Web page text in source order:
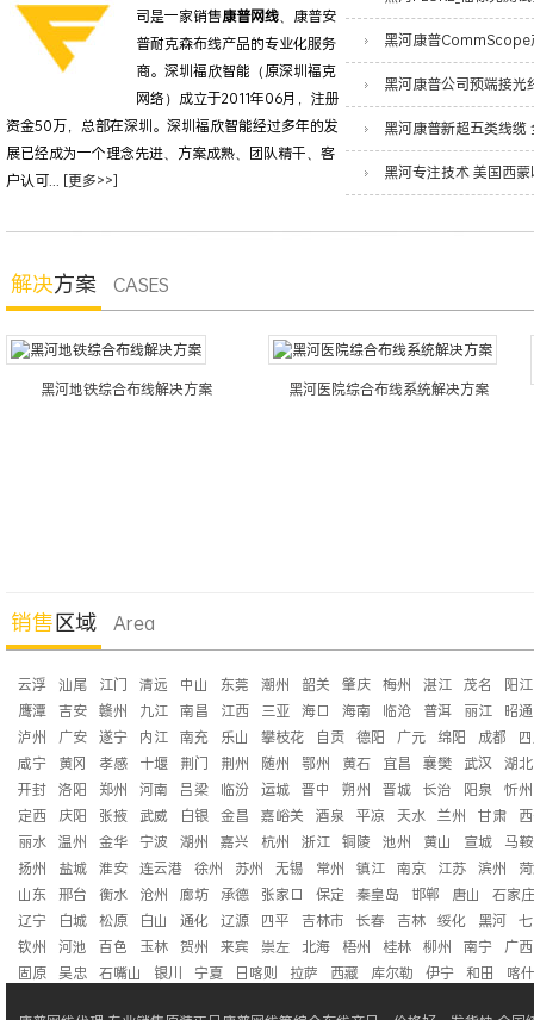
司是一家销售康普网线、康普安
普耐克森布线产品的专业化服务
商。深圳福欣智能（原深圳福克
网络）成立于2011年06月，注册
资金50万，总部在深圳。深圳福欣智能经过多年的发
展已经成为一个理念先进、方案成熟、团队精干、客
户认可... [更多>>]
解决方案 CASES
黑河地铁综合布线解决方案 黑河医院综合布线系统解决方案
销售区域 Area
云浮 汕尾 江门 清远 中山 东莞 潮州 韶关 肇庆 梅州 湛江 茂名
阳江
鹰潭 吉安 赣州 九江 南昌 江西 三亚 海口 海南 临沧 普洱 丽江
昭通
泸州
广安 遂宁 内江 南充 乐山 攀枝花 自贡 德阳 广元 绵阳 成都
咸宁
黄冈 孝感 十堰 荆门 荆州 随州 鄂州 黄石 宜昌 襄樊 武汉 湖北
开封 洛阳 郑州 河南 吕梁 临汾 运城 晋中 朔州 晋城 长治 阳泉 忻州
定西
庆阳 张掖 武威 白银 金昌 嘉峪关 酒泉 平凉 天水 兰州 甘肃
丽水 温州 金华 宁波 湖州 嘉兴 杭州 浙江 铜陵 池州 黄山 宣城
马
扬州
盐城 淮安 连云港 徐州 苏州 无锡 常州 镇江 南京 江苏 滨州
山东
邢台 衡水 沧州 廊坊 承德 张家口 保定 秦皇岛 邯郸 唐山
石家庄
辽宁
白城 松原 白山 通化 辽源 四平 吉林市 长春 吉林 绥化 黑河
钦州
河池 百色 玉林 贺州 来宾 崇左 北海 梧州 桂林 柳州 南宁
广西
固原
吴忠 石嘴山 银川 宁夏 日喀则 拉萨 西藏 库尔勒 伊宁 和田 喀什